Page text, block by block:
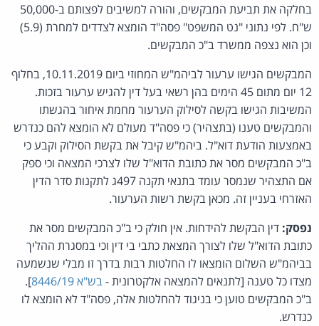
בחלקה את תביעת המבקשים, והורה למשיבים לפצותם ב-50,000
ש"ח. לפי נתוני "נט המשפט" פסה"ד הומצא לצדדים למחרת (5.9)
וכן הוא נצפה ממשרד ב"כ המבקשים.
המבקשים הגישו ערעור לביהמ"ש המחוזי ביום 10.11.2019, בחלוף
12 יום מתום 45 הימים בהן רשאי בעל דין להגיש ערעור בזכות.
המשיבות הגישו בקשה לסילוק הערעור מחמת איחור בהגשתו
והמבקשים טענו (בתצהיר) כי פסה"ד מעולם לא הומצא להם כנדרש
באמצעות הודעת דוא"ל. ביהמ"ש קיבל את בקשת הסילוק וקבע כי
ב"כ המבקשים מסר את כתובת הדוא"ל שלו לצרכי המצאה וכי ספק
אם התצהיר שנמסר עומד בתנאי תקנה 497ג לתקנות סדר הדין
האזרחי בעניין זה. מכאן בקשת רשות הערעור.
נפסק: דין הבקשת להידחות. אין חולק כי ב"כ המבקשים מסר את
כתובת הדוא"ל שלו לצורך המצאת כתבי בי דין וכי במסגרת ההליך
בביהמ"ש השלום הומצאו לו החלטות רבות בדרך זו מבלי שנשמעה
מצדו כל טענה [לתנאים להמצאה אלקטרונית -בש"א 8446/19
].
ב"כ המבקשים טוען כי בניגוד להחלטות אלה, פסה"ד לא הומצא לו
כנדרש.